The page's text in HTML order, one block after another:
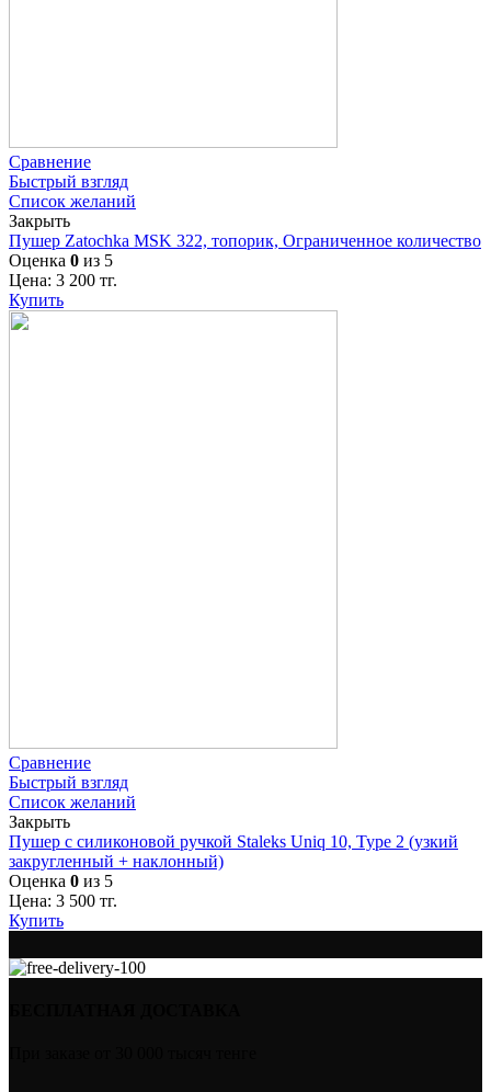
Сравнение
Быстрый взгляд
Список желаний
Закрыть
Пушер Zatochka MSK 322, топорик, Ограниченное количество
Оценка 0 из 5
Цена: 3 200 тг.
Купить
Сравнение
Быстрый взгляд
Список желаний
Закрыть
Пушер с силиконовой ручкой Staleks Uniq 10, Type 2 (узкий
закругленный + наклонный)
Оценка 0 из 5
Цена: 3 500 тг.
Купить